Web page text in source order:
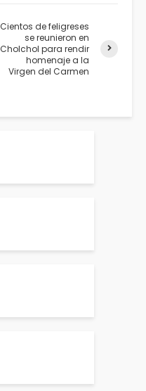
Cientos de feligreses
se reunieron en
Cholchol para rendir
homenaje a la
Virgen del Carmen